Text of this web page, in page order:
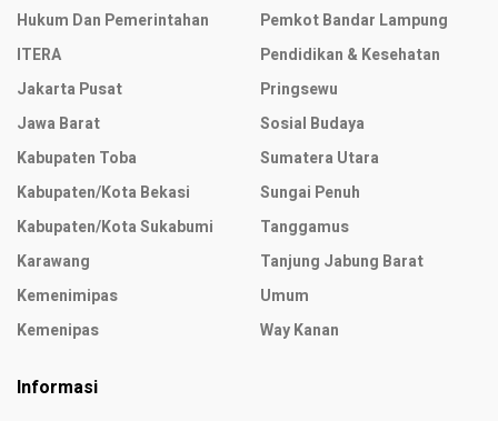
Hukum Dan Pemerintahan
ITERA
Jakarta Pusat
Jawa Barat
Kabupaten Toba
Kabupaten/Kota Bekasi
Kabupaten/Kota Sukabumi
Karawang
Kemenimipas
Kemenipas
Pemkot Bandar Lampung
Pendidikan & Kesehatan
Pringsewu
Sosial Budaya
Sumatera Utara
Sungai Penuh
Tanggamus
Tanjung Jabung Barat
Umum
Way Kanan
Informasi